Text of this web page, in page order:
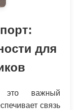
для
важный
связь